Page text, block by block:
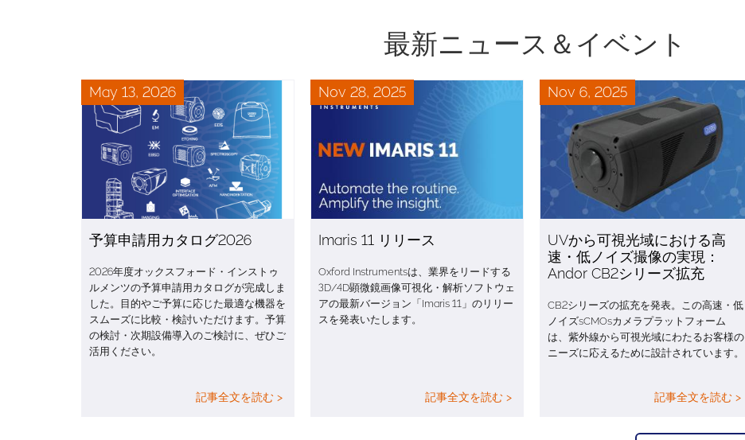
最新ニュース＆イベント
May 13, 2026
予算申請用カタログ2026
2026年度オックスフォード・インストゥ
ルメンツの予算申請用カタログが完成しま
した。目的やご予算に応じた最適な機器を
スムーズに比較・検討いただけます。予算
の検討・次期設備導入のご検討に、ぜひご
活用ください。
記事全文を読む >
Nov 28, 2025
Imaris 11 リリース
Oxford Instrumentsは、業界をリードする
3D/4D顕微鏡画像可視化・解析ソフトウェ
アの最新バージョン「Imaris 11」のリリー
スを発表いたします。
記事全文を読む >
Nov 6, 2025
UVから可視光域における高
速・低ノイズ撮像の実現：
Andor CB2シリーズ拡充
CB2シリーズの拡充を発表。この高速・低
ノイズsCMOsカメラプラットフォーム
は、紫外線から可視光域にわたるお客様の
ニーズに応えるために設計されています。
記事全文を読む >